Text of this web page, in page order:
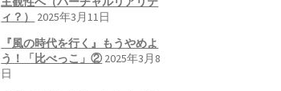
ィ？）
2025年3月11日
『風の時代を行く』もうやめよ
う！「比べっこ」② 2025年3月8
日